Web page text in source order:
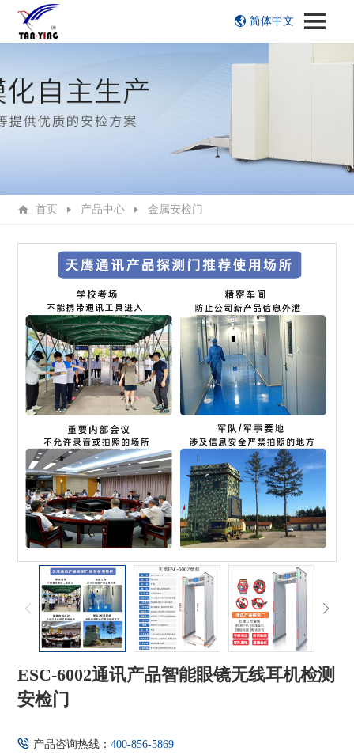
简体中文
首页 产品中心 金属安检门
ESC-6002通讯产品智能眼镜无线耳机检测
安检门
产品咨询热线： 400-856-5869